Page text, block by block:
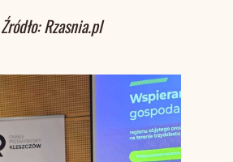
Źródło: Rzasnia.pl